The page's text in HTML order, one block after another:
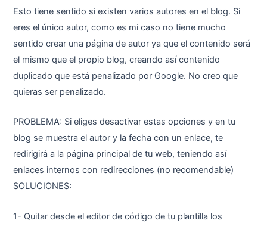
Esto tiene sentido si existen varios autores en el blog. Si
eres el único autor, como es mi caso no tiene mucho
sentido crear una página de autor ya que el contenido será
el mismo que el propio blog, creando así contenido
duplicado que está penalizado por Google. No creo que
quieras ser penalizado.
PROBLEMA: Si eliges desactivar estas opciones y en tu
blog se muestra el autor y la fecha con un enlace, te
redirigirá a la página principal de tu web, teniendo así
enlaces internos con redirecciones (no recomendable)
SOLUCIONES:
1- Quitar desde el editor de código de tu plantilla los